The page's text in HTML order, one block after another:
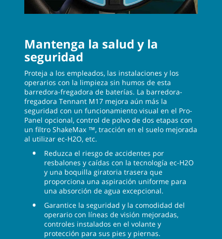
Mantenga la salud y la
seguridad
Proteja a los empleados, las instalaciones y los
operarios con la limpieza sin humos de esta
barredora-fregadora de baterías. La barredora-
fregadora Tennant M17 mejora aún más la
seguridad con un funcionamiento visual en el Pro-
Panel opcional, control de polvo de dos etapas con
un filtro ShakeMax ™, tracción en el suelo mejorada
al utilizar ec-H2O, etc.
Reduzca el riesgo de accidentes por
resbalones y caídas con la tecnología ec-H2O
y una boquilla giratoria trasera que
proporciona una aspiración uniforme para
una absorción de agua excepcional.
Garantice la seguridad y la comodidad del
operario con líneas de visión mejoradas,
controles instalados en el volante y
protección para sus pies y piernas.